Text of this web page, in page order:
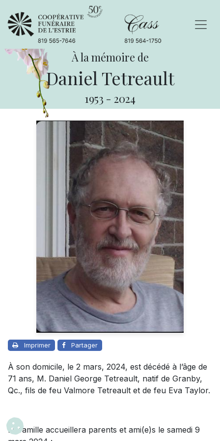
À la mémoire de
Daniel Tetreault
1953 - 2024
Imprimer Partager
À son domicile, le 2 mars, 2024, est décédé à l’âge de
71 ans, M. Daniel George Tetreault, natif de Granby,
Qc., fils de feu Valmore Tetreault et de feu Eva Taylor.
La famille accueillera parents et ami(e)s le samedi 9